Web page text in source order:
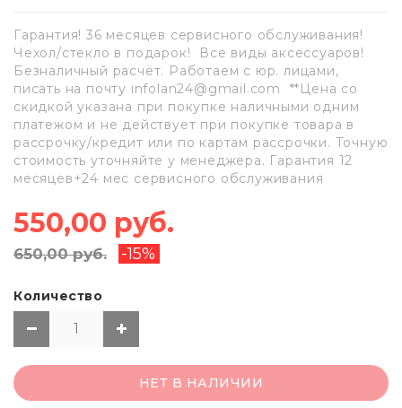
Гарантия! 36 месяцев сервисного обслуживания!
Чехол/стекло в подарок! Все виды аксессуаров!
Безналичный расчёт. Работаем с юр. лицами,
писать на почту infolan24@gmail.com **Цена со
скидкой указана при покупке наличными одним
платежом и не действует при покупке товара в
рассрочку/кредит или по картам рассрочки. Точную
стоимость уточняйте у менеджера. Гарантия 12
месяцев+24 мес сервисного обслуживания
550,00 руб.
650,00 руб. -15%
Количество
НЕТ В НАЛИЧИИ